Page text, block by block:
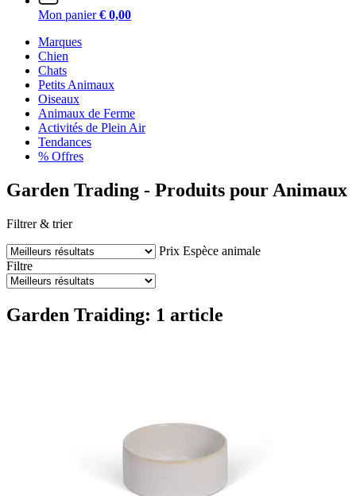
Mon panier € 0,00
Marques
Chien
Chats
Petits Animaux
Oiseaux
Animaux de Ferme
Activités de Plein Air
Tendances
% Offres
Garden Trading - Produits pour Animaux
Filtrer & trier
Prix Espèce animale
Filtre
Garden Traiding: 1 article